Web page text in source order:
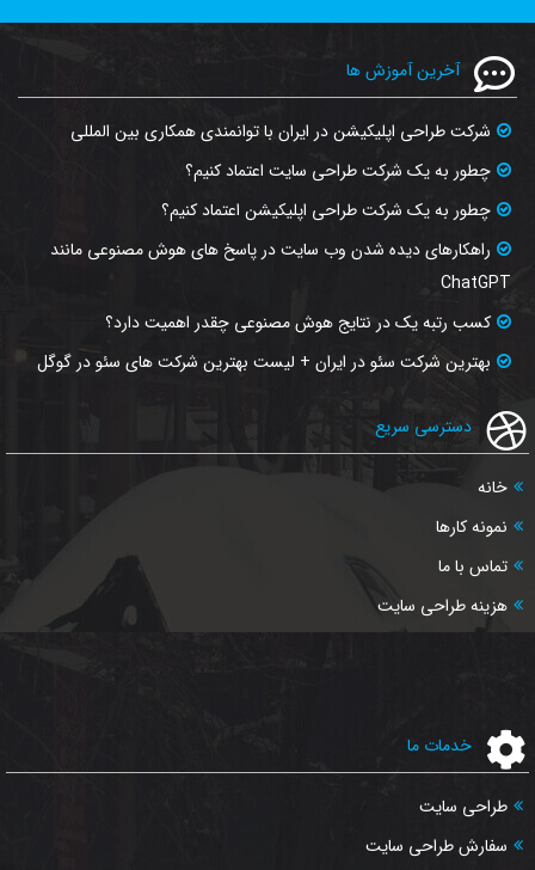
آخرین آموزش ها
شرکت طراحی اپلیکیشن در ایران با توانمندی همکاری بین المللی
چطور به یک شرکت طراحی سایت اعتماد کنیم؟
چطور به یک شرکت طراحی اپلیکیشن اعتماد کنیم؟
راهکارهای دیده شدن وب‌ سایت در پاسخ‌ های هوش مصنوعی مانند
ChatGPT
کسب رتبه یک در نتایج هوش مصنوعی چقدر اهمیت دارد؟
بهترین شرکت سئو در ایران + لیست بهترین شرکت های سئو در گوگل
دسترسی سریع
خانه
نمونه کارها
تماس با ما
هزینه طراحی سایت
خدمات ما
طراحی سایت
سفارش طراحی سایت